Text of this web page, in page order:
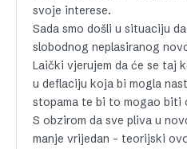
svoje interese.
Sada smo došli u situaciju
slobodnog neplasiranog
Laički vjerujem da će se taj
u deflaciju koja bi mogla
stopama te bi to mogao biti
S obzirom da sve pliva u
manje vrijedan – teorijski